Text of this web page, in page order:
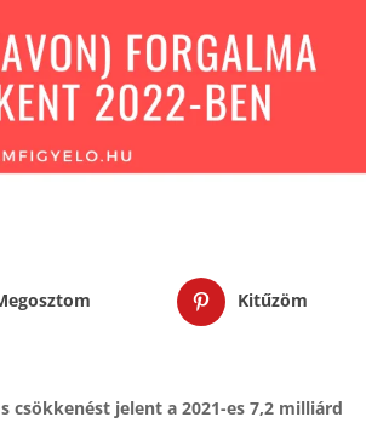
Kitűzöm
csökkenést jelent a 2021-es 7,2 milliárd